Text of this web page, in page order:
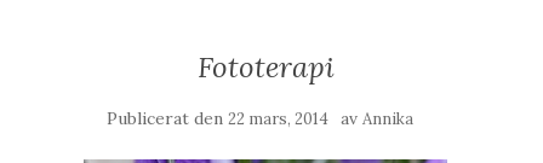
Fototerapi
Publicerat den 22 mars, 2014 av Annika